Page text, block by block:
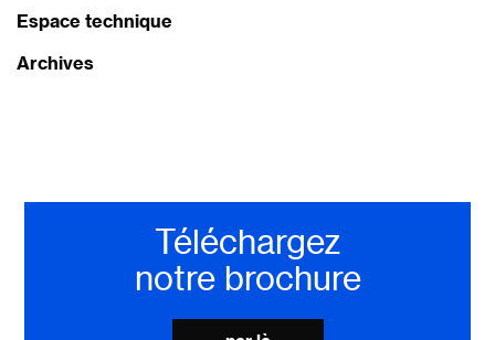
Espace technique
Archives
Téléchargez
notre brochure